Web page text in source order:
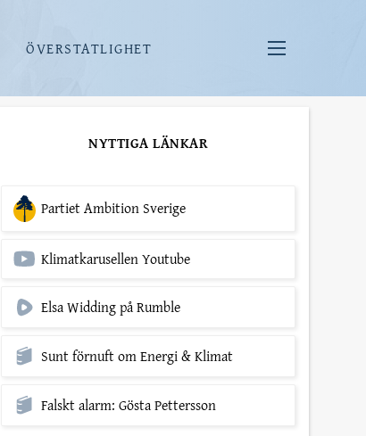
ÖVERSTATLIGHET
NYTTIGA LÄNKAR
Partiet Ambition Sverige
Klimatkarusellen Youtube
Elsa Widding på Rumble
Sunt förnuft om Energi & Klimat
Falskt alarm: Gösta Pettersson